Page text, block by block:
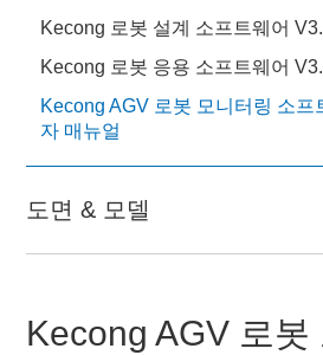
Kecong 로봇 설계 소프트웨어
Kecong 로봇 응용 소프트웨어
Kecong AGV 로봇 모니터링 소프
자 매뉴얼
도면 & 모델
Kecong AGV 로봇